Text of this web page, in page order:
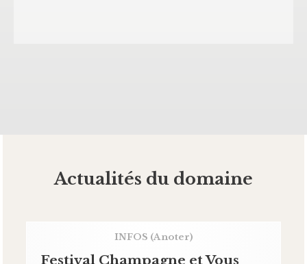
Actualités du domaine
INFOS (A noter)
Festival Champagne et Vous